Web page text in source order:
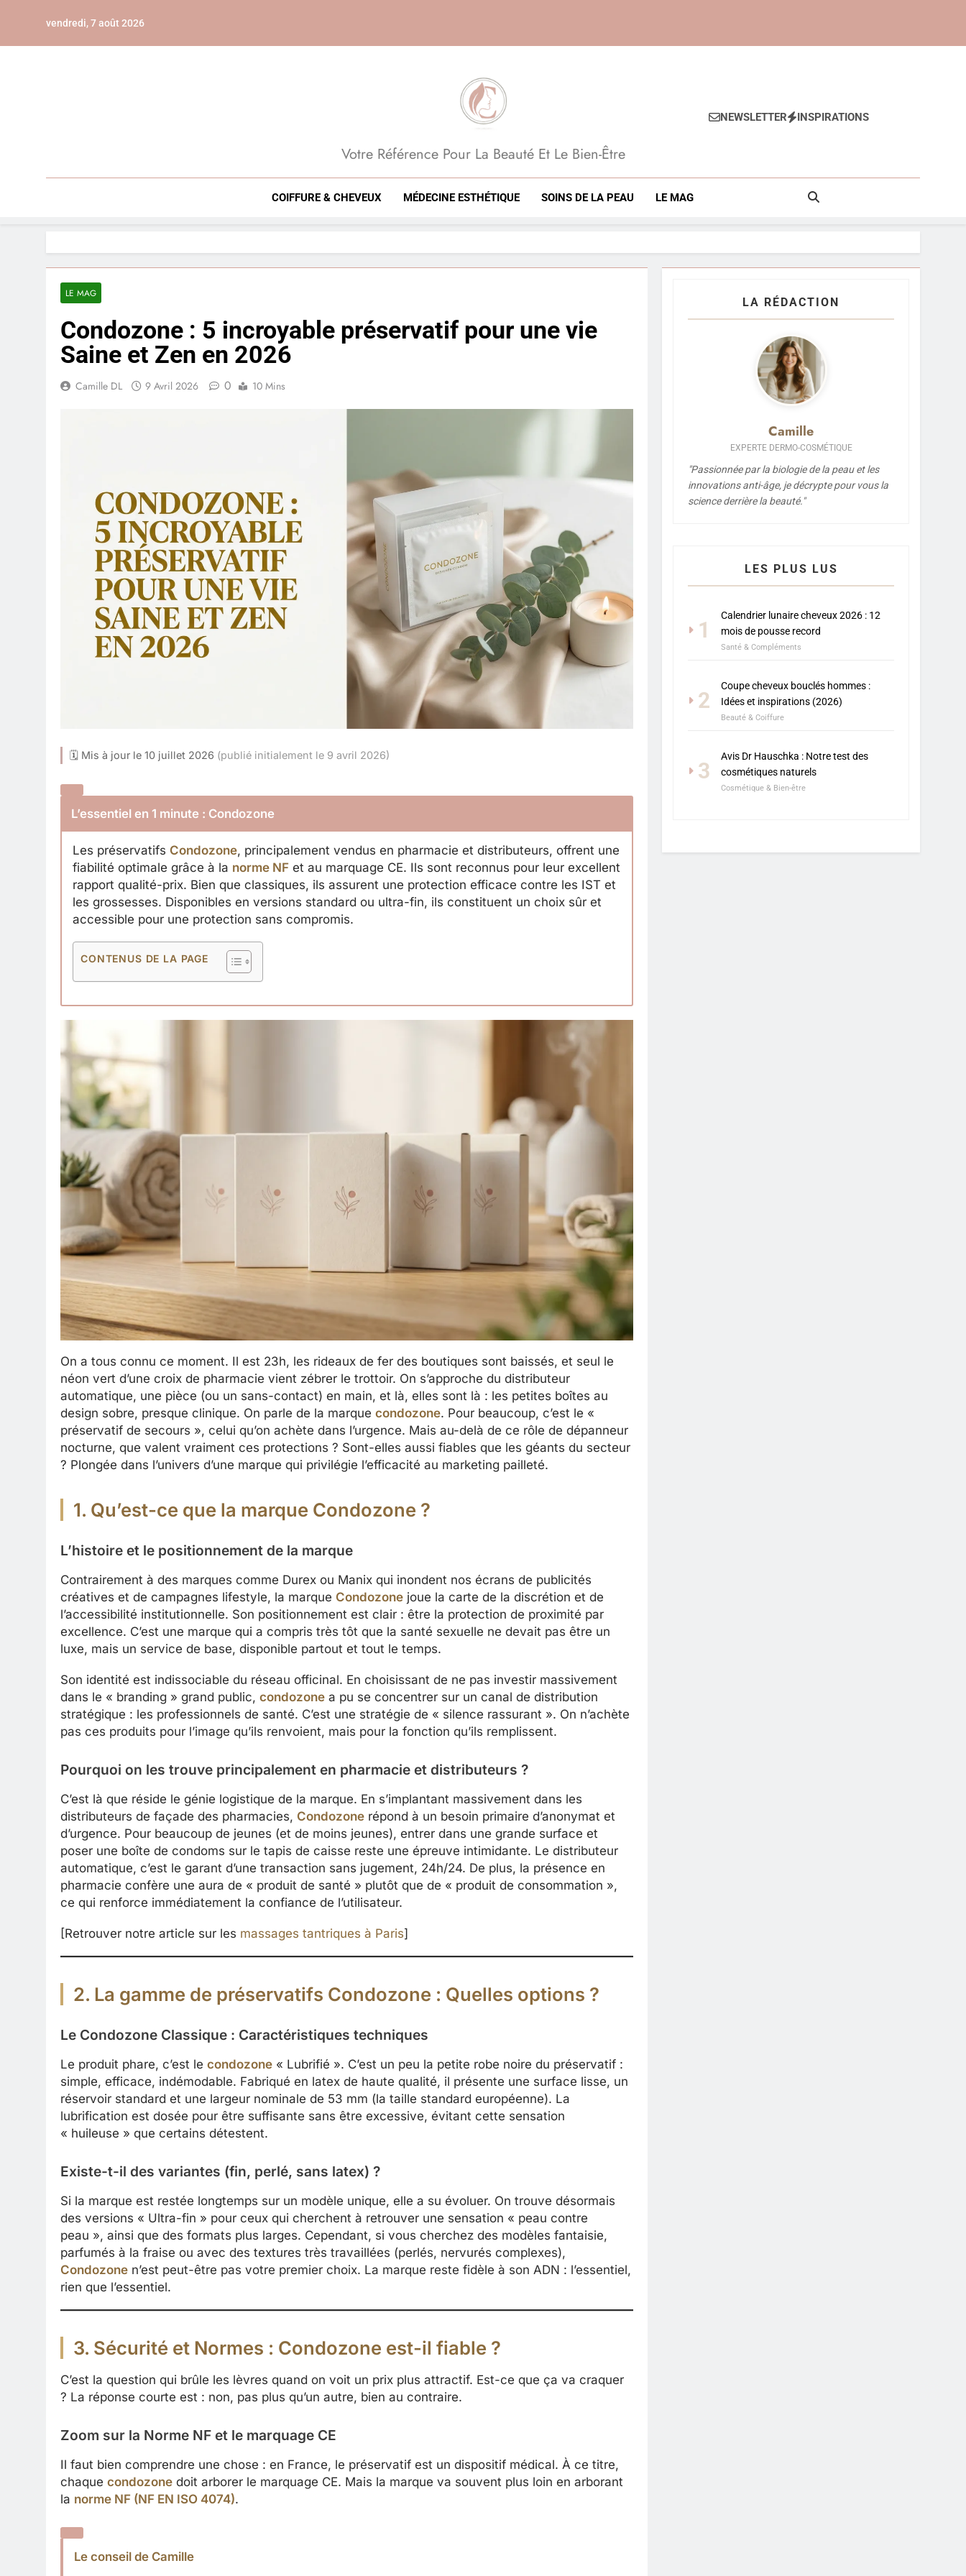
vendredi, 7 août 2026
Beauté, Esthétique, Anti-Âge
Votre Référence Pour La Beauté Et Le Bien-Être
NEWSLETTER INSPIRATIONS
COIFFURE & CHEVEUX MÉDECINE ESTHÉTIQUE SOINS DE LA PEAU LE MAG
LE MAG
Condozone : 5 incroyable préservatif pour une vie
Saine et Zen en 2026
Camille DL 9 Avril 2026 0 10 Mins
🗓 Mis à jour le 10 juillet 2026 (publié initialement le 9 avril 2026)
L’essentiel en 1 minute : Condozone
Les préservatifs Condozone, principalement vendus en pharmacie et distributeurs, offrent une
fiabilité optimale grâce à la norme NF et au marquage CE. Ils sont reconnus pour leur excellent
rapport qualité-prix. Bien que classiques, ils assurent une protection efficace contre les IST et
les grossesses. Disponibles en versions standard ou ultra-fin, ils constituent un choix sûr et
accessible pour une protection sans compromis.
CONTENUS DE LA PAGE
On a tous connu ce moment. Il est 23h, les rideaux de fer des boutiques sont baissés, et seul le
néon vert d’une croix de pharmacie vient zébrer le trottoir. On s’approche du distributeur
automatique, une pièce (ou un sans-contact) en main, et là, elles sont là : les petites boîtes au
design sobre, presque clinique. On parle de la marque condozone. Pour beaucoup, c’est le «
préservatif de secours », celui qu’on achète dans l’urgence. Mais au-delà de ce rôle de dépanneur
nocturne, que valent vraiment ces protections ? Sont-elles aussi fiables que les géants du secteur
? Plongée dans l’univers d’une marque qui privilégie l’efficacité au marketing pailleté.
1. Qu’est-ce que la marque Condozone ?
L’histoire et le positionnement de la marque
Contrairement à des marques comme Durex ou Manix qui inondent nos écrans de publicités
créatives et de campagnes lifestyle, la marque Condozone joue la carte de la discrétion et de
l’accessibilité institutionnelle. Son positionnement est clair : être la protection de proximité par
excellence. C’est une marque qui a compris très tôt que la santé sexuelle ne devait pas être un
luxe, mais un service de base, disponible partout et tout le temps.
Son identité est indissociable du réseau officinal. En choisissant de ne pas investir massivement
dans le « branding » grand public, condozone a pu se concentrer sur un canal de distribution
stratégique : les professionnels de santé. C’est une stratégie de « silence rassurant ». On n’achète
pas ces produits pour l’image qu’ils renvoient, mais pour la fonction qu’ils remplissent.
Pourquoi on les trouve principalement en pharmacie et distributeurs ?
C’est là que réside le génie logistique de la marque. En s’implantant massivement dans les
distributeurs de façade des pharmacies, Condozone répond à un besoin primaire d’anonymat et
d’urgence. Pour beaucoup de jeunes (et de moins jeunes), entrer dans une grande surface et
poser une boîte de condoms sur le tapis de caisse reste une épreuve intimidante. Le distributeur
automatique, c’est le garant d’une transaction sans jugement, 24h/24. De plus, la présence en
pharmacie confère une aura de « produit de santé » plutôt que de « produit de consommation »,
ce qui renforce immédiatement la confiance de l’utilisateur.
[Retrouver notre article sur les massages tantriques à Paris]
2. La gamme de préservatifs Condozone : Quelles options ?
Le Condozone Classique : Caractéristiques techniques
Le produit phare, c’est le condozone « Lubrifié ». C’est un peu la petite robe noire du préservatif :
simple, efficace, indémodable. Fabriqué en latex de haute qualité, il présente une surface lisse, un
réservoir standard et une largeur nominale de 53 mm (la taille standard européenne). La
lubrification est dosée pour être suffisante sans être excessive, évitant cette sensation
« huileuse » que certains détestent.
Existe-t-il des variantes (fin, perlé, sans latex) ?
Si la marque est restée longtemps sur un modèle unique, elle a su évoluer. On trouve désormais
des versions « Ultra-fin » pour ceux qui cherchent à retrouver une sensation « peau contre
peau », ainsi que des formats plus larges. Cependant, si vous cherchez des modèles fantaisie,
parfumés à la fraise ou avec des textures très travaillées (perlés, nervurés complexes),
Condozone n’est peut-être pas votre premier choix. La marque reste fidèle à son ADN : l’essentiel,
rien que l’essentiel.
3. Sécurité et Normes : Condozone est-il fiable ?
C’est la question qui brûle les lèvres quand on voit un prix plus attractif. Est-ce que ça va craquer
? La réponse courte est : non, pas plus qu’un autre, bien au contraire.
Zoom sur la Norme NF et le marquage CE
Il faut bien comprendre une chose : en France, le préservatif est un dispositif médical. À ce titre,
chaque condozone doit arborer le marquage CE. Mais la marque va souvent plus loin en arborant
la norme NF (NF EN ISO 4074).
Le conseil de Camille
LA RÉDACTION
Camille
EXPERTE DERMO-COSMÉTIQUE
"Passionnée par la biologie de la peau et les
innovations anti-âge, je décrypte pour vous la
science derrière la beauté."
LES PLUS LUS
1
Calendrier lunaire cheveux 2026 : 12
mois de pousse record
Santé & Compléments
2
Coupe cheveux bouclés hommes :
Idées et inspirations (2026)
Beauté & Coiffure
3
Avis Dr Hauschka : Notre test des
cosmétiques naturels
Cosmétique & Bien-être